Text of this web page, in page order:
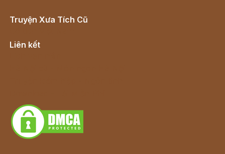
Truyện Xưa Tích Cũ
Liên kết